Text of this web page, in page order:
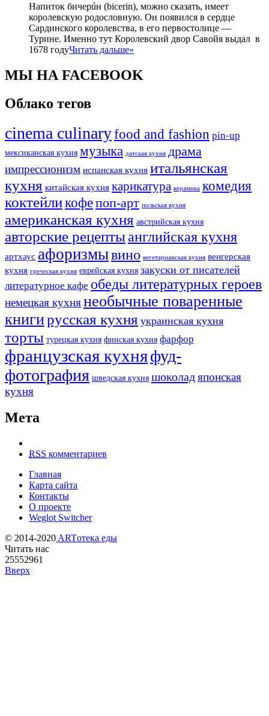
Напиток бичерúн (bicerin), можно сказать, имеет
королевскую родословную. Он появился в сердце
Сардинского королевства, в его первостолице —
Турине. Именно тут Королевский двор Савойя выдал в
1678 годуЧитать дальше»
МЫ НА FACEBOOK
Облако тегов
cinema culinaryfood аnd fashion pin-up
мексиканская кухня музыка датская кухня драма
импрессионизм испанская кухня итальянская
кухня китайская кухня карикатура керамика комедия
коктейликофепоп-арт польская кухня
американская кухня австрийская кухня
авторские рецептыанглийская кухня
артхаус афоризмывино вегетарианская кухня венгерская
кухня греческая кухня еврейская кухня закуски от писателей
литературное кафе обеды литературных героев
немецкая кухнянеобычные поваренные
книгирусская кухня украинская кухня
торты турецкая кухня финская кухня фарфор
французская кухняфуд-
фотография шведская кухня шоколад японская
кухня
Мета
RSS комментариев
Главная
Карта сайта
Контакты
О проекте
Weglot Switcher
© 2014-2020 ARTотека еды
Читать нас
25552961
Вверх